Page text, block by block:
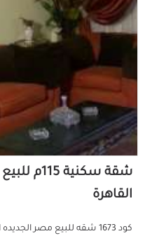
شقة
القاهرة
كود 1673 شقه للبيع مصر